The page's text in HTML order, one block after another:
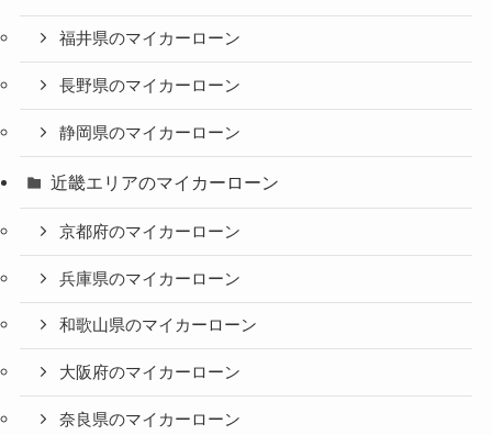
福井県のマイカーローン
長野県のマイカーローン
静岡県のマイカーローン
近畿エリアのマイカーローン
京都府のマイカーローン
兵庫県のマイカーローン
和歌山県のマイカーローン
大阪府のマイカーローン
奈良県のマイカーローン